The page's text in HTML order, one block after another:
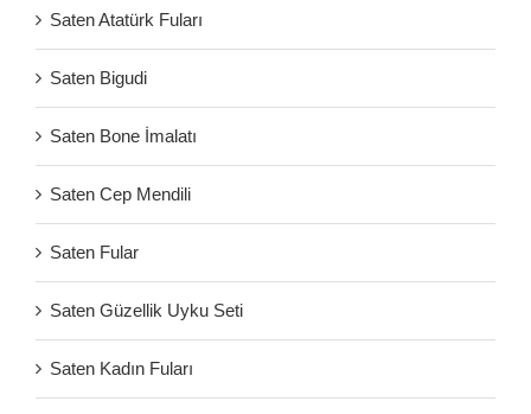
Saten Atatürk Fuları
Saten Bigudi
Saten Bone İmalatı
Saten Cep Mendili
Saten Fular
Saten Güzellik Uyku Seti
Saten Kadın Fuları